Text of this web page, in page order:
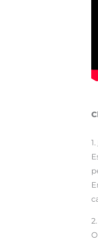
1.
2.